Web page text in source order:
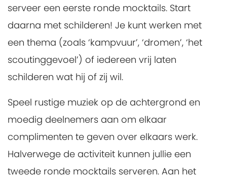
serveer een eerste ronde mocktails. Start
daarna met schilderen! Je kunt werken met
een thema (zoals ‘kampvuur’, ‘dromen’, ‘het
scoutinggevoel’) of iedereen vrij laten
schilderen wat hij of zij wil.
Speel rustige muziek op de achtergrond en
moedig deelnemers aan om elkaar
complimenten te geven over elkaars werk.
Halverwege de activiteit kunnen jullie een
tweede ronde mocktails serveren. Aan het